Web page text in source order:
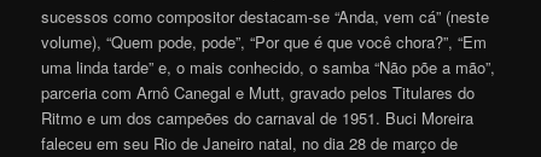
sucessos como compositor destacam-se “Anda, vem cá” (neste
volume), “Quem pode, pode”, “Por que é que você chora?”, “Em
uma linda tarde” e, o mais conhecido, o samba “Não põe a mão”,
parceria com Arnô Canegal e Mutt, gravado pelos Titulares do
Ritmo e um dos campeões do carnaval de 1951. Buci Moreira
faleceu em seu Rio de Janeiro natal, no dia 28 de março de